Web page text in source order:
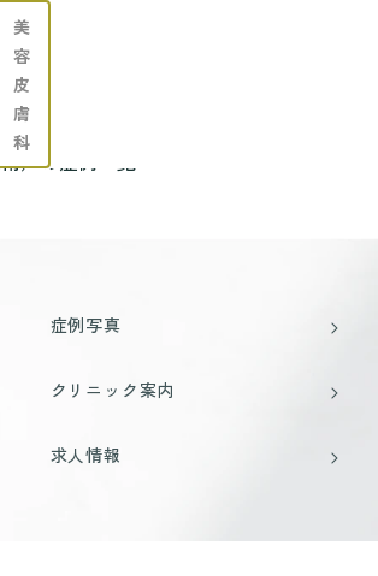
美
容
皮
膚
科
）の症例一覧
症例写真
クリニック案内
求人情報